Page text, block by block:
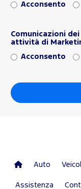
Acconsento
Comunicazioni
attività di
Acconsento
Auto
Assistenza